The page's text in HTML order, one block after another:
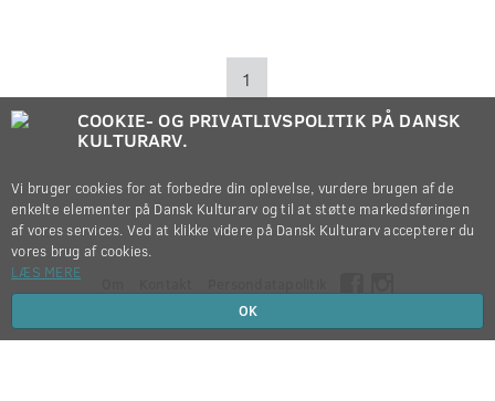
1
Copyright © 2012-2026
COOKIE- OG PRIVATLIVSPOLITIK PÅ DANSK
KULTURARV.
Vi bruger cookies for at forbedre din oplevelse, vurdere brugen af de
enkelte elementer på Dansk Kulturarv og til at støtte markedsføringen
af vores services. Ved at klikke videre på Dansk Kulturarv accepterer du
vores brug af cookies.
LÆS MERE
OK